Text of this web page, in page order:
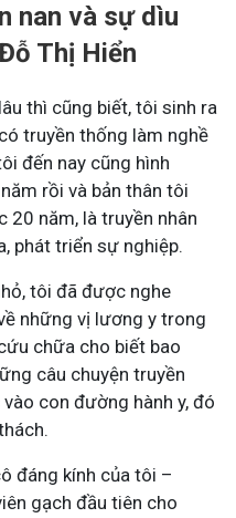
nan và sự dìu
Thị Hiển
thì cũng biết, tôi sinh ra
truyền thống làm nghề
đến nay cũng hình
rồi và bản thân tôi
20 năm, là truyền nhân
phát triển sự nghiệp.
tôi đã được nghe
những vị lương y trong
chữa cho biết bao
câu chuyện truyền
con đường hành y, đó
đáng kính của tôi –
gạch đầu tiên cho